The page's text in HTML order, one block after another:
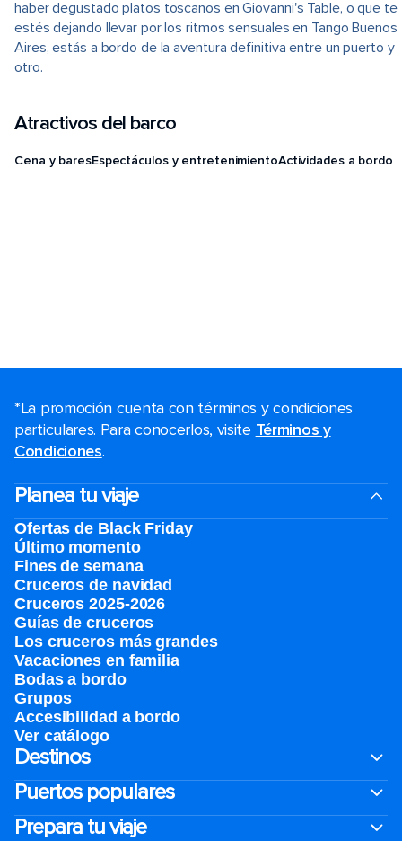
haber degustado platos toscanos en Giovanni's Table, o que te
estés dejando llevar por los ritmos sensuales en Tango Buenos
Aires, estás a bordo de la aventura definitiva entre un puerto y
otro.
Atractivos del barco
Cena y baresEspectáculos y entretenimientoActividades a bordo
*La promoción cuenta con términos y condiciones
particulares. Para conocerlos, visite Términos y
Condiciones.
Planea tu viaje
Ofertas de Black Friday
Último momento
Fines de semana
Cruceros de navidad
Cruceros 2025-2026
Guías de cruceros
Los cruceros más grandes
Vacaciones en familia
Bodas a bordo
Grupos
Accesibilidad a bordo
Ver catálogo
Destinos
Puertos populares
Prepara tu viaje